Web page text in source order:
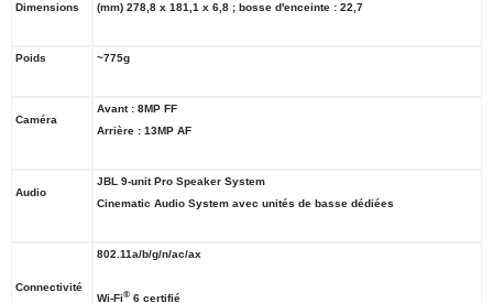
Dimensions (mm) 278,8 x 181,1 x 6,8 ; bosse d'enceinte : 22,7
Poids ~775g
Caméra
Avant : 8MP FF
Arrière : 13MP AF
Audio
JBL 9-unit Pro Speaker System
Cinematic Audio System avec unités de basse dédiées
Connectivité
802.11a/b/g/n/ac/ax
Wi-Fi®6 certifié